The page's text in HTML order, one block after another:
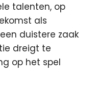
talenten, op
als
duistere zaak
dreigt te
op het spel